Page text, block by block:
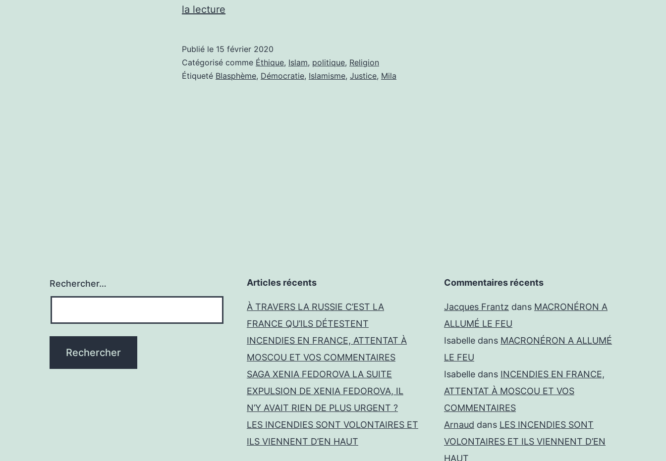
la lecture
OR
NOT
TO
Publié le 15 février 2020
Catégorisé comme Éthique, Islam, politique, Religion
Étiqueté Blasphème, Démocratie, Islamisme, Justice, Mila
Rechercher… Articles récents
À TRAVERS LA RUSSIE C’EST LA
FRANCE QU’ILS DÉTESTENT
INCENDIES EN FRANCE, ATTENTAT À
MOSCOU ET VOS COMMENTAIRES
SAGA XENIA FEDOROVA LA SUITE
EXPULSION DE XENIA FEDOROVA, IL
N’Y AVAIT RIEN DE PLUS URGENT ?
LES INCENDIES SONT VOLONTAIRES ET
ILS VIENNENT D’EN HAUT
Commentaires récents
Jacques Frantz dans MACRONÉRON A
ALLUMÉ LE FEU
Isabelle dans MACRONÉRON A ALLUMÉ
LE FEU
Isabelle dans INCENDIES EN FRANCE,
ATTENTAT À MOSCOU ET VOS
COMMENTAIRES
Arnaud dans LES INCENDIES SONT
VOLONTAIRES ET ILS VIENNENT D’EN
HAUT